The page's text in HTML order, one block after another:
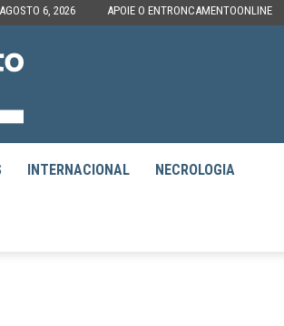
6, 2026 APOIE O ENTRONCAMENTOONLINE
INTERNACIONAL NECROLOGIA